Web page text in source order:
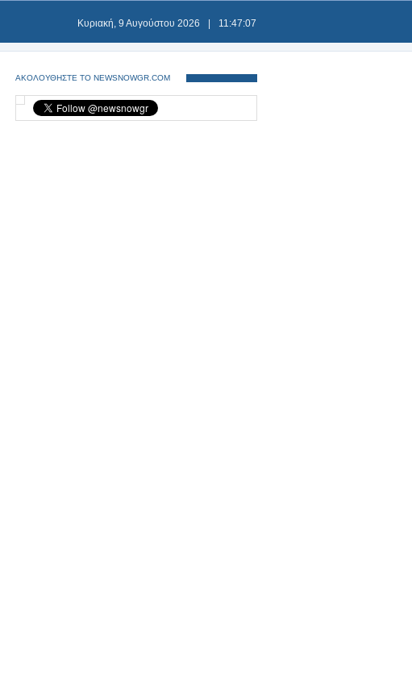
Κυριακή, 9 Αυγούστου 2026 11:47:07
ΑΚΟΛΟΥΘΗΣΤΕ ΤΟ NEWSNOWGR.COM